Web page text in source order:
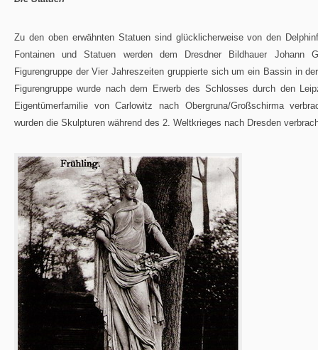
Zu den oben erwähnten Statuen sind glücklicherweise von den
Fontainen und Statuen werden dem Dresdner Bildhauer Johann
Figurengruppe der Vier Jahreszeiten gruppierte sich um ein Bassin in
Figurengruppe wurde nach dem Erwerb des Schlosses durch den
Eigentümerfamilie von Carlowitz nach Obergruna/Großschirma
wurden die Skulpturen während des 2. Weltkrieges nach Dresden